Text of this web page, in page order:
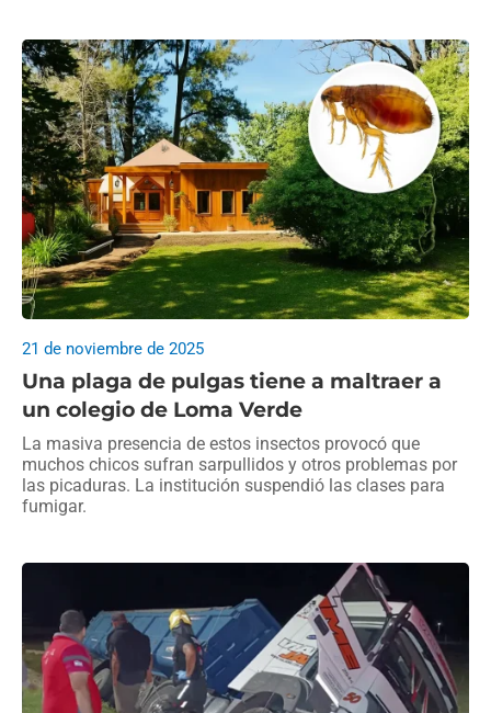
Una plaga de pulgas tiene a maltraer a
un colegio de Loma Verde
21 de noviembre de 2025
La masiva presencia de estos insectos provocó que
muchos chicos sufran sarpullidos y otros problemas por
las picaduras. La institución suspendió las clases para
fumigar.